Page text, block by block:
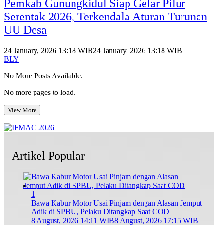
Pemkab Gunungkidul Siap Gelar Pilur
Serentak 2026, Terkendala Aturan Turunan
UU Desa
24 January, 2026 13:18 WIB24 January, 2026 13:18 WIB
BLY
No More Posts Available.
No more pages to load.
View More
Artikel Popular
1
Bawa Kabur Motor Usai Pinjam dengan Alasan Jemput
Adik di SPBU, Pelaku Ditangkap Saat COD
8 August, 2026 14:11 WIB8 August, 2026 17:15 WIB